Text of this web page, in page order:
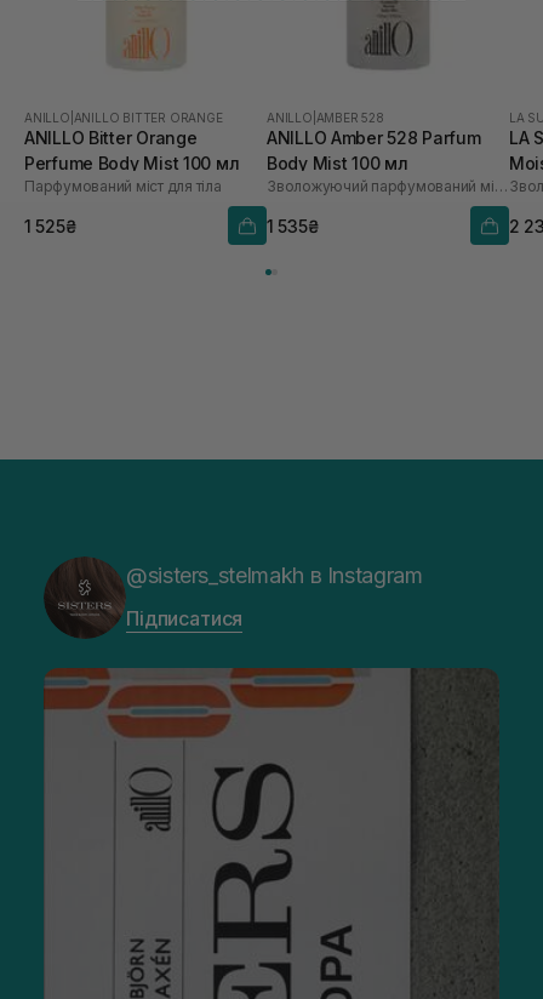
ANILLO ANILLO BITTER ORANGE
ANILLO Bitter Orange
Perfume Body Mist 100 мл
Парфумований міст для тіла
1 525₴
ANILLO AMBER 528
ANILLO Amber 528 Parfum
Body Mist 100 мл
Зволожуючий парфумований міст для тіла
1 535₴
LA
LA
2
@sisters_stelmakh в Instagram
Підписатися